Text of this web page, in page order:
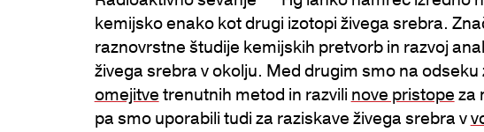
kemijsko enako kot drugi izotopi živega srebra.
raznovrstne študije kemijskih pretvorb in razvoj
živega srebra v okolju. Med drugim smo na
omejitvetrenutnih metod in razvilinove pristopeza
pa smo uporabili tudi za raziskave živega srebra v